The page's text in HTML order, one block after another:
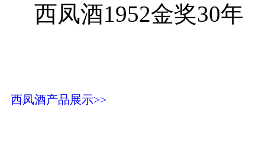
西凤酒1952金奖30年
西凤酒产品展示>>